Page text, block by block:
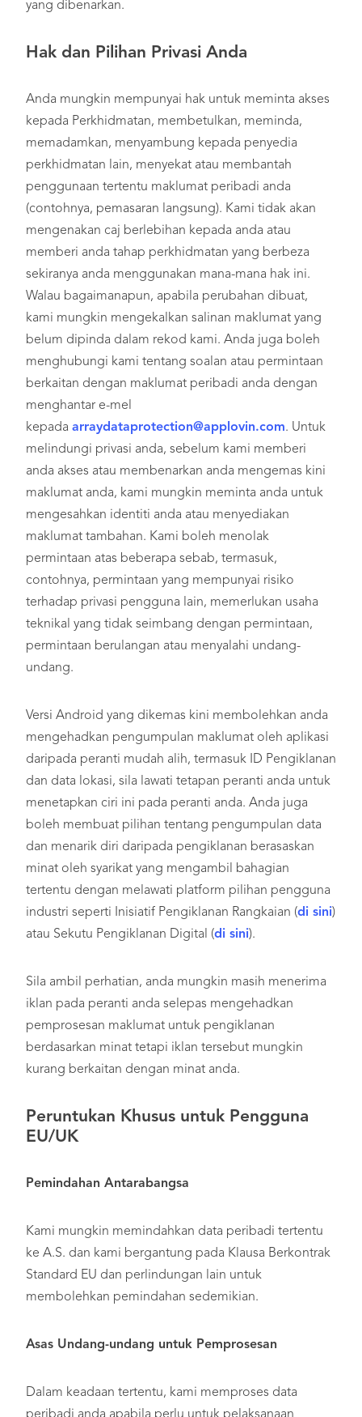
yang dibenarkan.
Hak dan Pilihan Privasi Anda
Anda mungkin mempunyai hak untuk meminta akses
kepada Perkhidmatan, membetulkan, meminda,
memadamkan, menyambung kepada penyedia
perkhidmatan lain, menyekat atau membantah
penggunaan tertentu maklumat peribadi anda
(contohnya, pemasaran langsung). Kami tidak akan
mengenakan caj berlebihan kepada anda atau
memberi anda tahap perkhidmatan yang berbeza
sekiranya anda menggunakan mana-mana hak ini.
Walau bagaimanapun, apabila perubahan dibuat,
kami mungkin mengekalkan salinan maklumat yang
belum dipinda dalam rekod kami. Anda juga boleh
menghubungi kami tentang soalan atau permintaan
berkaitan dengan maklumat peribadi anda dengan
menghantar e-mel
kepada arraydataprotection@applovin.com. Untuk
melindungi privasi anda, sebelum kami memberi
anda akses atau membenarkan anda mengemas kini
maklumat anda, kami mungkin meminta anda untuk
mengesahkan identiti anda atau menyediakan
maklumat tambahan. Kami boleh menolak
permintaan atas beberapa sebab, termasuk,
contohnya, permintaan yang mempunyai risiko
terhadap privasi pengguna lain, memerlukan usaha
teknikal yang tidak seimbang dengan permintaan,
permintaan berulangan atau menyalahi undang-
undang.
Versi Android yang dikemas kini membolehkan anda
mengehadkan pengumpulan maklumat oleh aplikasi
daripada peranti mudah alih, termasuk ID Pengiklanan
dan data lokasi, sila lawati tetapan peranti anda untuk
menetapkan ciri ini pada peranti anda. Anda juga
boleh membuat pilihan tentang pengumpulan data
dan menarik diri daripada pengiklanan berasaskan
minat oleh syarikat yang mengambil bahagian
tertentu dengan melawati platform pilihan pengguna
industri seperti Inisiatif Pengiklanan Rangkaian (di sini)
atau Sekutu Pengiklanan Digital (di sini).
Sila ambil perhatian, anda mungkin masih menerima
iklan pada peranti anda selepas mengehadkan
pemprosesan maklumat untuk pengiklanan
berdasarkan minat tetapi iklan tersebut mungkin
kurang berkaitan dengan minat anda.
Peruntukan Khusus untuk Pengguna
EU/UK
Pemindahan Antarabangsa
Kami mungkin memindahkan data peribadi tertentu
ke A.S. dan kami bergantung pada Klausa Berkontrak
Standard EU dan perlindungan lain untuk
membolehkan pemindahan sedemikian.
Asas Undang-undang untuk Pemprosesan
Dalam keadaan tertentu, kami memproses data